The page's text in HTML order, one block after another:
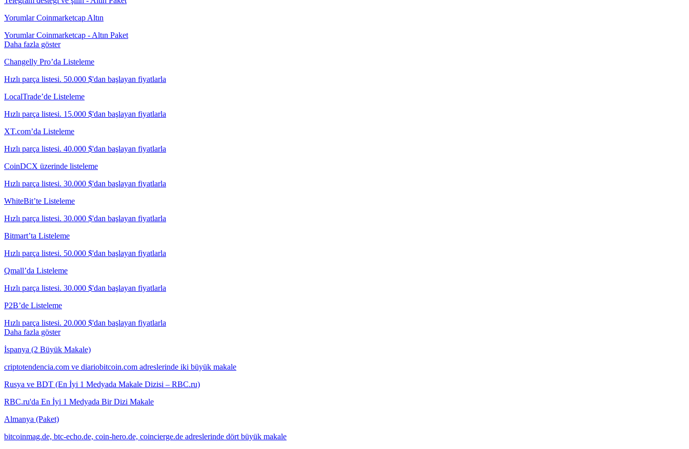
Yorumlar Coinmarketcap Altın
Yorumlar Coinmarketcap - Altın Paket
Daha fazla göster
Changelly Pro’da Listeleme
Hızlı parça listesi. 50.000 $'dan başlayan fiyatlarla
LocalTrade’de Listeleme
Hızlı parça listesi. 15.000 $'dan başlayan fiyatlarla
XT.com’da Listeleme
Hızlı parça listesi. 40.000 $'dan başlayan fiyatlarla
CoinDCX üzerinde listeleme
Hızlı parça listesi. 30.000 $'dan başlayan fiyatlarla
WhiteBit’te Listeleme
Hızlı parça listesi. 30.000 $'dan başlayan fiyatlarla
Bitmart’ta Listeleme
Hızlı parça listesi. 50.000 $'dan başlayan fiyatlarla
Qmall’da Listeleme
Hızlı parça listesi. 30.000 $'dan başlayan fiyatlarla
P2B’de Listeleme
Hızlı parça listesi. 20.000 $'dan başlayan fiyatlarla
Daha fazla göster
İspanya (2 Büyük Makale)
criptotendencia.com ve diariobitcoin.com adreslerinde iki büyük makale
Rusya ve BDT (En İyi 1 Medyada Makale Dizisi – RBC.ru)
RBC.ru'da En İyi 1 Medyada Bir Dizi Makale
Almanya (Paket)
bitcoinmag.de, btc-echo.de, coin-hero.de, coincierge.de adreslerinde dört büyük makale